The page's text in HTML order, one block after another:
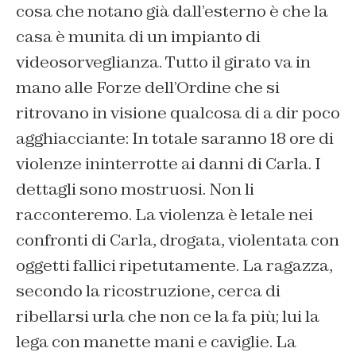
cosa che notano già dall’esterno è che la
casa è munita di un impianto di
videosorveglianza. Tutto il girato va in
mano alle Forze dell’Ordine che si
ritrovano in visione qualcosa di a dir poco
agghiacciante: In totale saranno 18 ore di
violenze ininterrotte ai dannidiCarla. I
dettagli sono mostruosi. Non li
racconteremo. La violenza è letale nei
confronti di Carla, drogata, violentata con
oggetti fallici ripetutamente. La ragazza,
secondo la ricostruzione, cerca di
ribellarsiurla che non ce la fa più; luila
lega con manette mani e caviglie. La